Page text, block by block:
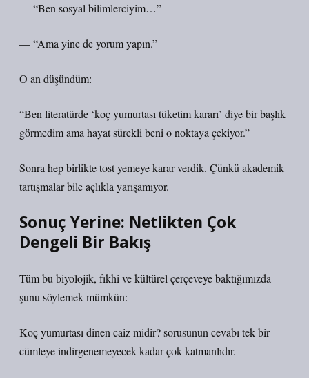
— “Ben sosyal bilimlerciyim…”
— “Ama yine de yorum yapın.”
O an düşündüm:
“Ben literatürde ‘koç yumurtası tüketim kararı’ diye bir başlık
görmedim ama hayat sürekli beni o noktaya çekiyor.”
Sonra hep birlikte tost yemeye karar verdik. Çünkü akademik
tartışmalar bile açlıkla yarışamıyor.
Sonuç Yerine: Netlikten Çok
Dengeli Bir Bakış
Tüm bu biyolojik, fıkhi ve kültürel çerçeveye baktığımızda
şunu söylemek mümkün:
Koç yumurtası dinen caiz midir? sorusunun cevabı tek bir
cümleye indirgenemeyecek kadar çok katmanlıdır.